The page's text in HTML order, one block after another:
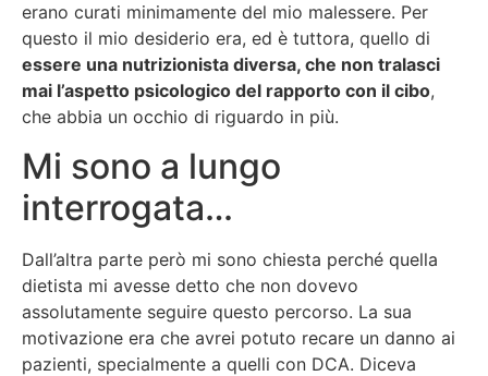
erano curati minimamente del mio malessere. Per
questo il mio desiderio era, ed è tuttora, quello di
essere una nutrizionista diversa, che non tralasci
mai l’aspetto psicologico del rapporto con il cibo,
che abbia un occhio di riguardo in più.
Mi sono a lungo
interrogata…
Dall’altra parte però mi sono chiesta perché quella
dietista mi avesse detto che non dovevo
assolutamente seguire questo percorso. La sua
motivazione era che avrei potuto recare un danno ai
pazienti, specialmente a quelli con DCA. Diceva